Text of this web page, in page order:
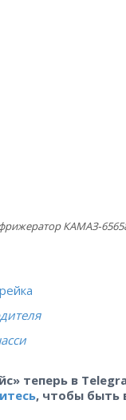
теперь в
, чтобы быть